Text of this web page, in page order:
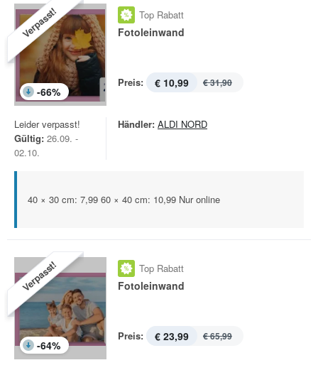
Verpasst!
-66%
Top Rabatt
Fotoleinwand
Preis: € 10,99 € 31,90
Leider verpasst!
Gültig: 26.09. -
02.10.
Händler: ALDI NORD
40 × 30 cm: 7,99 60 × 40 cm: 10,99 Nur online
Verpasst!
-64%
Top Rabatt
Fotoleinwand
Preis: € 23,99 € 65,99